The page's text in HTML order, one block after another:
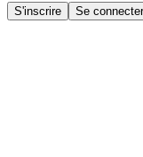
Acheter des
Achetez les
Convertissez
S'inscrire Se connecter